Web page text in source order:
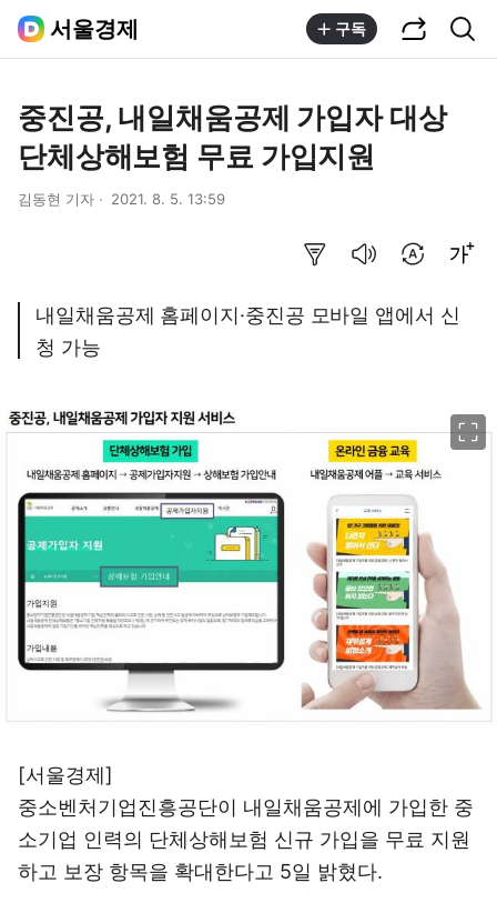
서울경제 구독
중진공, 내일채움공제 가입자 대상
단체상해보험 무료 가입지원
김동현 기자 2021. 8. 5. 13:59
내일채움공제 홈페이지·중진공 모바일 앱에서 신
청 가능
[서울경제]
중소벤처기업진흥공단이 내일채움공제에 가입한 중
소기업 인력의 단체상해보험 신규 가입을 무료 지원
하고 보장 항목을 확대한다고 5일 밝혔다.